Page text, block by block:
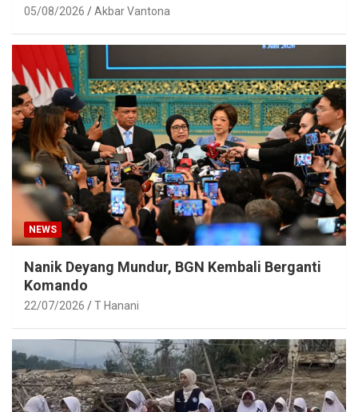
05/08/2026 Akbar Vantona
NEWS
Nanik Deyang Mundur, BGN Kembali Berganti
Komando
22/07/2026 T Hanani